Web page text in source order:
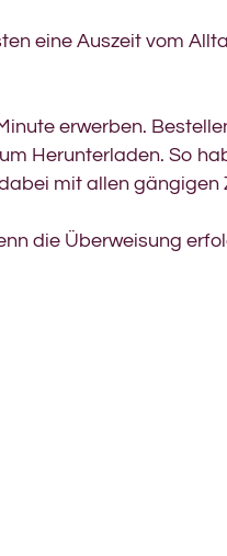
eine Auszeit vom
erwerben.
Herunterladen. So
mit allen
die Überweisung